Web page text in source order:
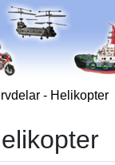
- Helikopter